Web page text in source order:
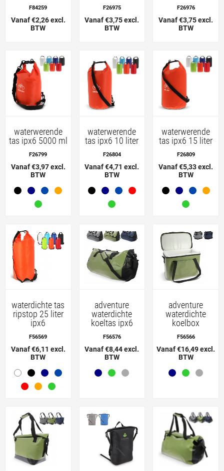
F84259
Vanaf €2,26 excl.
BTW
F26975
Vanaf €3,75 excl.
BTW
F26976
Vanaf €3,75 excl.
BTW
waterwerende
tas ipx6 5000 ml
F26799
Vanaf €3,97 excl.
BTW
waterwerende
tas ipx6 10 liter
F26804
Vanaf €4,71 excl.
BTW
waterwerende
tas ipx6 15 liter
F26809
Vanaf €5,33 excl.
BTW
waterdichte tas
ripstop 25 liter
ipx6
F56569
Vanaf €6,11 excl.
BTW
adventure
waterdichte
koeltas ipx6
F56576
Vanaf €8,44 excl.
BTW
adventure
waterdichte
koelbox
F56566
Vanaf €16,49 excl.
BTW